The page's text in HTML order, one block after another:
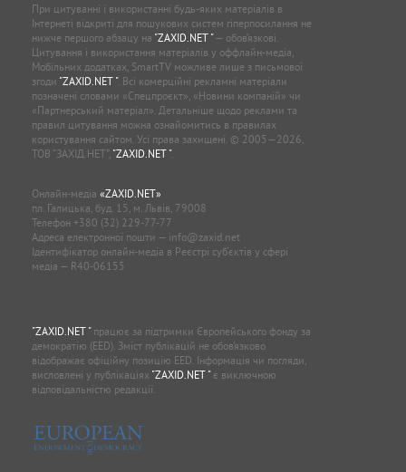
При цитуванні і використанні будь-яких матеріалів в
Інтернеті відкриті для пошукових систем гіперпосилання не
нижче першого абзацу на "ZAXID.NET "— обов’язкові.
Цитування і використання матеріалів у оффлайн-медіа,
Мобільних додатках, SmartTV можливе лише з письмової
згоди "ZAXID.NET ". Всі комерційні рекламні матеріали
позначені словами «Спецпроєкт», «Новини компаній» чи
«Партнерський матеріал». Детальніше щодо реклами та
правил цитування можна ознайомитись в правилах
користування сайтом. Усі права захищені. © 2005—2026,
ТОВ “ЗАХІД.НЕТ”, "ZAXID.NET ".
Онлайн-медіа «ZAXID.NET»
пл. Галицька, буд. 15, м. Львів, 79008
Телефон +380 (32) 229-77-77
Адреса електронної пошти — info@zaxid.net
Ідентифікатор онлайн-медіа в Реєстрі суб'єктів у сфері
медіа — R40-06155
"ZAXID.NET "працює за підтримки Європейського фонду за
демократію (EED). Зміст публікацій не обов’язково
відображає офіційну позицію EED. Інформація чи погляди,
висловлені у публікаціях "ZAXID.NET "є виключною
відповідальністю редакції.